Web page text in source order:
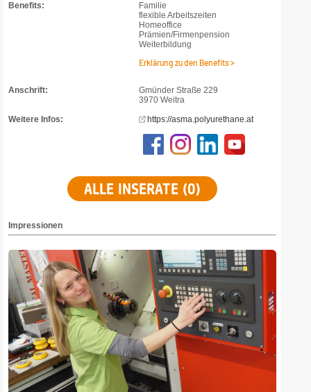
Benefits:
Familie
flexible Arbeitszeiten
Homeoffice
Prämien/Firmenpension
Weiterbildung
Erklärung zu den Benefits >
Anschrift:
Gmünder Straße 229
3970 Weitra
Weitere Infos:
https://asma.polyurethane.at
ALLE INSERATE (0)
Impressionen